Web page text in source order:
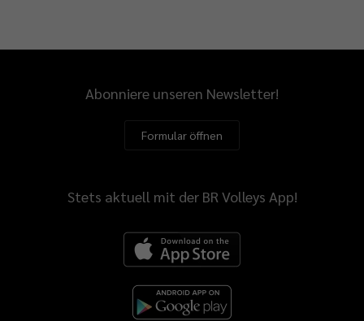
Abonniere unseren Newsletter!
Formular öffnen
Stets aktuell mit der BR Volleys App!